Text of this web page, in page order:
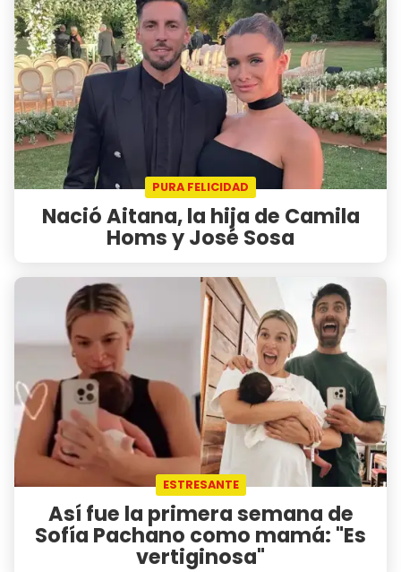
PURA FELICIDAD
Nació Aitana, la hija de Camila
Homs y José Sosa
ESTRESANTE
Así fue la primera semana de
Sofía Pachano como mamá: "Es
vertiginosa"